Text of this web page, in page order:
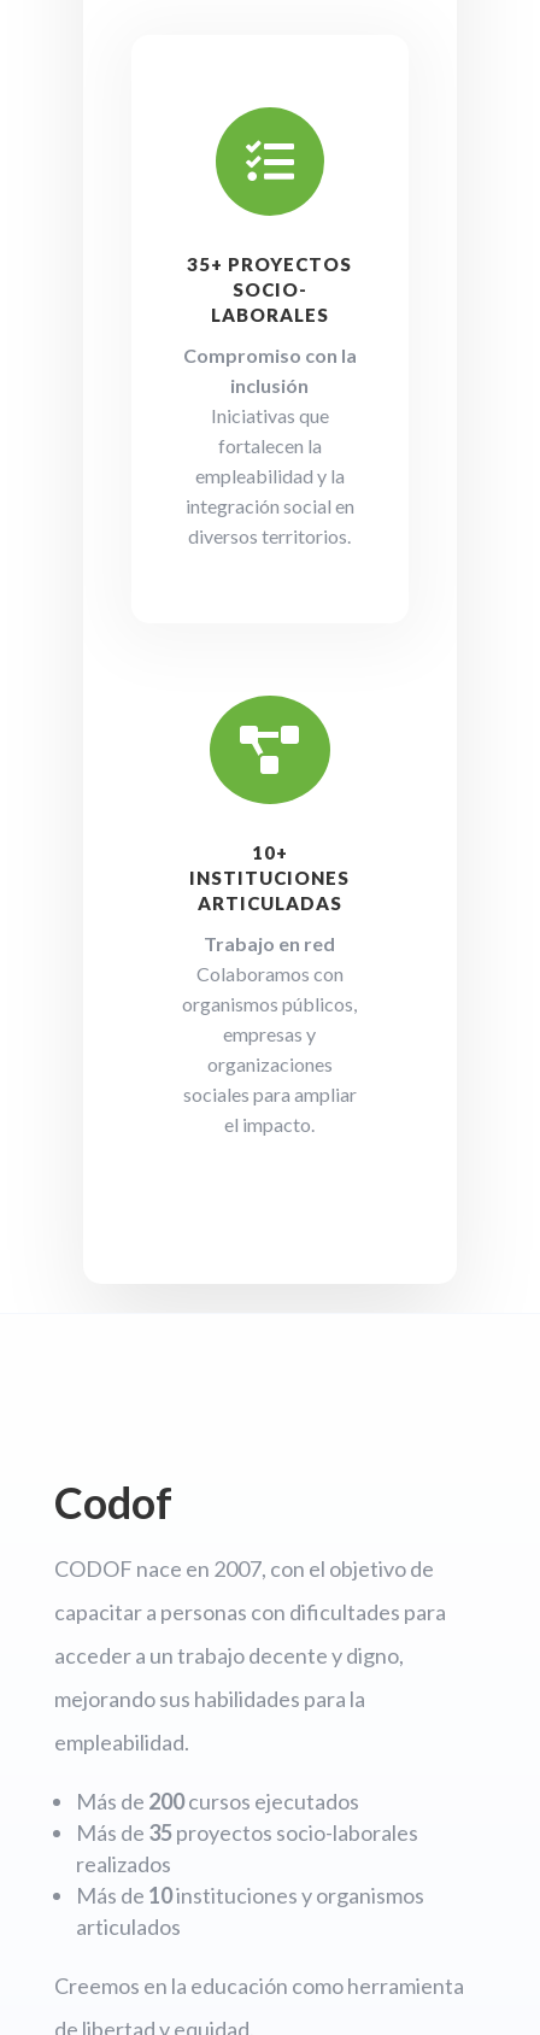

35+ PROYECTOS
SOCIO-
LABORALES
Compromiso con la
inclusión
Iniciativas que
fortalecen la
empleabilidad y la
integración social en
diversos territorios.

10+
INSTITUCIONES
ARTICULADAS
Trabajo en red
Colaboramos con
organismos públicos,
empresas y
organizaciones
sociales para ampliar
el impacto.
Codof
CODOF nace en 2007, con el objetivo de
capacitar a personas con dificultades para
acceder a un trabajo decente y digno,
mejorando sus habilidades para la
empleabilidad.
Más de 200cursos ejecutados
Más de 35proyectos socio-laborales
realizados
Más de 10instituciones y organismos
articulados
Creemos en la educación como herramienta
de libertad y equidad.